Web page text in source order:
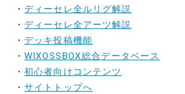
・ ディーセレ全ルリグ解説
・ ディーセレ全アーツ解説
・ デッキ投稿機能
・WIXOSSBOX総合データベース
・初心者向けコンテンツ
・サイトトップへ